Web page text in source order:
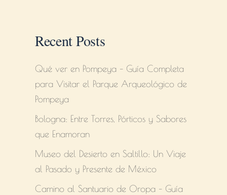
Recent Posts
Qué ver en Pompeya – Guía Completa
para Visitar el Parque Arqueológico de
Pompeya
Bologna: Entre Torres, Pórticos y Sabores
que Enamoran
Museo del Desierto en Saltillo: Un Viaje
al Pasado y Presente de México
Camino al Santuario de Oropa – Guía